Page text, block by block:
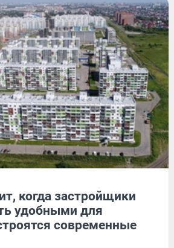
когда застройщики
удобными для
современные